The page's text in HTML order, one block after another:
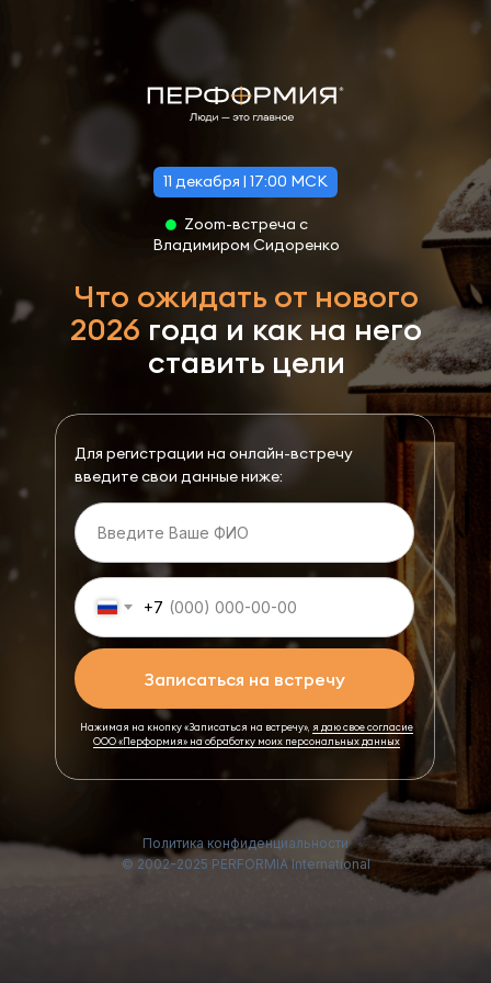
Записаться на встречу
Для регистрации на онлайн-встречу
введите свои данные ниже:
Нажимая на кнопку «Записаться на встречу», я даю свое согласие
ООО «Перформия» на обработку моих персональных данных
+7
© 2002-2025 PERFORMIA International
Политика конфиденциальности
11 декабря | 17:00 МСК
Что ожидать от нового
2026 года и как на него
ставить цели
Zoom-встреча с
Владимиром Сидоренко